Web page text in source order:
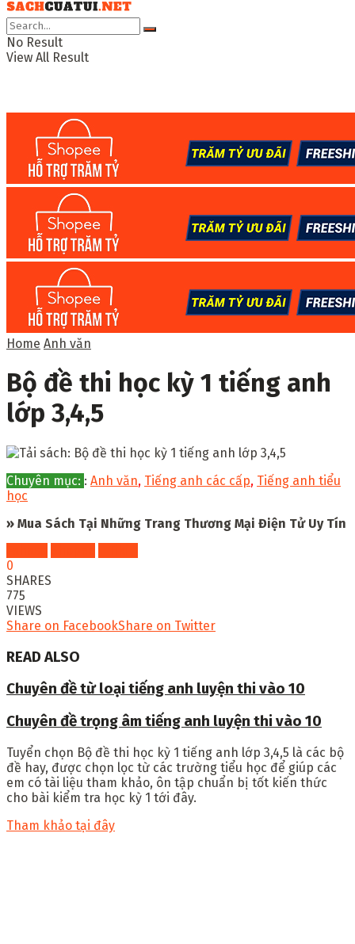
No Result
View All Result
Home Anh văn
Bộ đề thi học kỳ 1 tiếng anh
lớp 3,4,5
Chuyên mục: : Anh văn, Tiếng anh các cấp, Tiếng anh tiểu
học
» Mua Sách Tại Những Trang Thương Mại Điện Tử Uy Tín
0
SHARES
775
VIEWS
Share on FacebookShare on Twitter
READ ALSO
Chuyên đề từ loại tiếng anh luyện thi vào 10
Chuyên đề trọng âm tiếng anh luyện thi vào 10
Tuyển chọn Bộ đề thi học kỳ 1 tiếng anh lớp 3,4,5 là các bộ
đề hay, được chọn lọc từ các trường tiểu học để giúp các
em có tài liệu tham khảo, ôn tập chuẩn bị tốt kiến thức
cho bài kiểm tra học kỳ 1 tới đây.
Tham khảo tại đây